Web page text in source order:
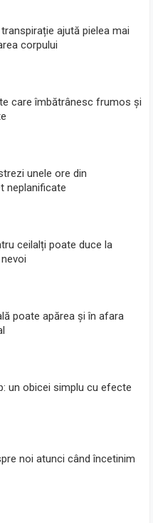
ajută pielea mai
corpului
care îmbătrânesc frumos și
unele ore din
neplanificate
ceilalți poate duce la
poate apărea și în afara
un obicei simplu cu efecte
noi atunci când încetinim